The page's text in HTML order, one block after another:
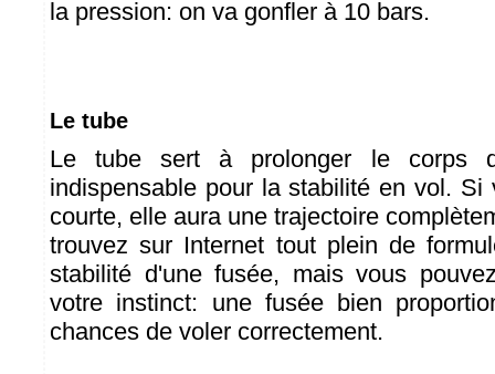
la pression: on va gonfler à 10 bars.
Le tube
Le tube sert à prolonger le corps
indispensable pour la stabilité en vol. Si
courte, elle aura une trajectoire
trouvez sur Internet tout plein de
stabilité d'une fusée, mais vous
votre instinct: une fusée bien
chances de voler correctement.